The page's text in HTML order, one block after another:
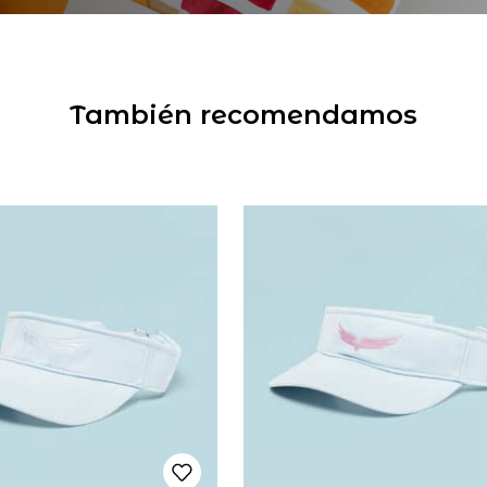
También recomendamos